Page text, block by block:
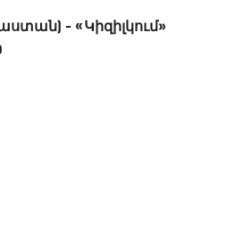
- «Կիզիլկում»